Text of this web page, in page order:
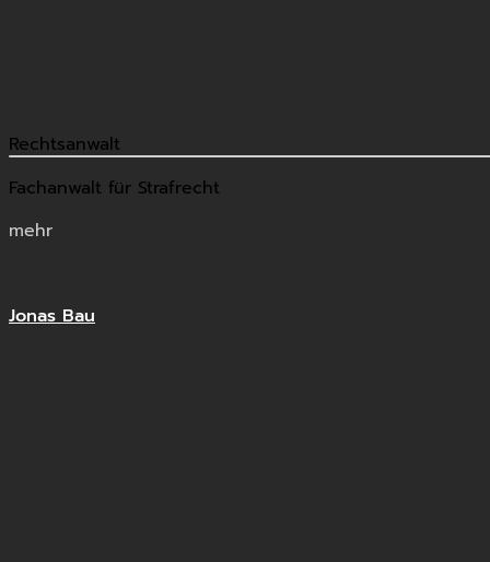
Rechtsanwalt
Fachanwalt für Strafrecht
mehr
Jonas Bau